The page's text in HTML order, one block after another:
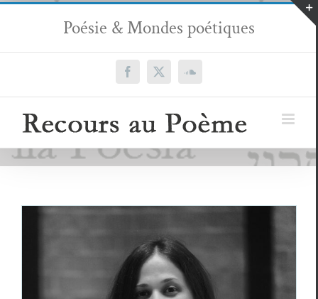
Passer
contenu
Poésie & Mondes poétiques
Facebook
X SoundCloud